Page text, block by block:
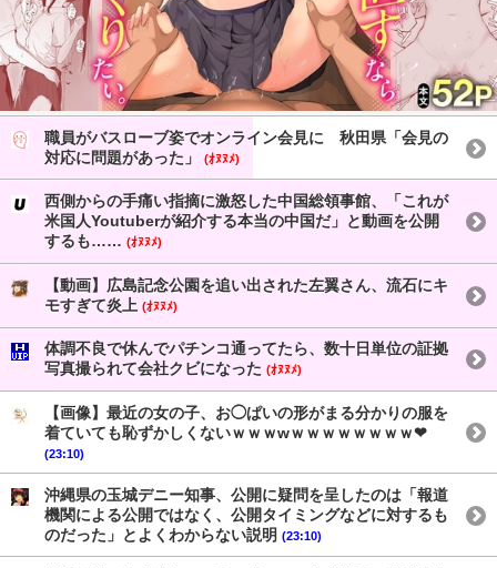
職員がバスローブ姿でオンライン会見に 秋田県「会見の
対応に問題があった」
(ｵﾇﾇﾒ)
西側からの手痛い指摘に激怒した中国総領事館、「これが
米国人Youtuberが紹介する本当の中国だ」と動画を公開
するも…… (ｵﾇﾇﾒ)
【動画】広島記念公園を追い出された左翼さん、流石にキ
モすぎて炎上 (ｵﾇﾇﾒ)
体調不良で休んでパチンコ通ってたら、数十日単位の証拠
写真撮られて会社クビになった (ｵﾇﾇﾒ)
【画像】最近の女の子、お◯ぱいの形がまる分かりの服を
着ていても恥ずかしくないｗｗｗwｗｗｗｗｗｗｗｗ❤
(23:10)
沖縄県の玉城デニー知事、公開に疑問を呈したのは「報道
機関による公開ではなく、公開タイミングなどに対するも
のだった」とよくわからない説明 (23:10)